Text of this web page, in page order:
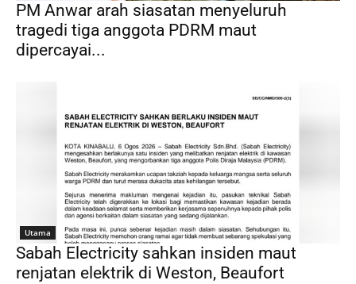
PM Anwar arah siasatan menyeluruh
tragedi tiga anggota PDRM maut
dipercayai...
Utama
Sabah Electricity sahkan insiden maut
renjatan elektrik di Weston, Beaufort